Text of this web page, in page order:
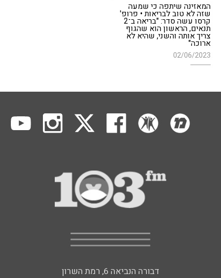
המאזינה שיתפה כי שמעה
שזה לא טוב לבריאות • פרופ'
קרסו עשה סדר: "בריאה ב־2
תנאים, הראשון הוא שהגוף
צריך אותה והשני, שהיא לא
ארוכה"
02/06/2023
דבורה הנביאה 6, רמת השרון